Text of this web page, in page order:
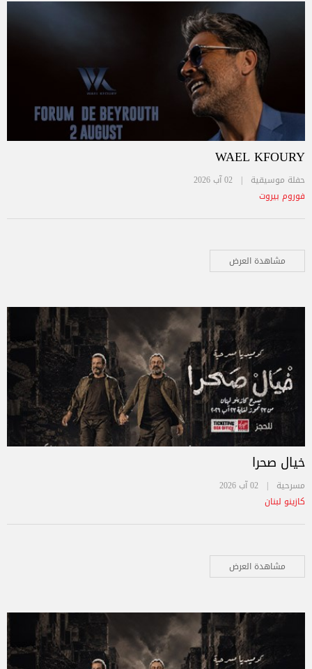
WAEL KFOURY
حفلة موسيقية | 02 آب 2026
فوروم بيروت
مشاهدة العرض
خيال صحرا
مسرحية | 02 آب 2026
كازينو لبنان
مشاهدة العرض